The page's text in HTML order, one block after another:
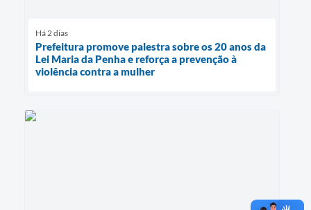
Há 2 dias
Prefeitura promove palestra sobre os 20 anos da
Lei Maria da Penha e reforça a prevenção à
violência contra a mulher